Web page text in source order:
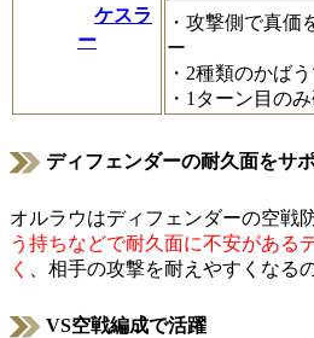
ケスラ
ー
・攻撃側で真価
ー
・2種類のかば
・1ターン目の
ディフェンダーの耐久面をサ
オルラウはディフェンダーの空戦
う持ちなどで耐久面に不安がある
く
、相手の攻撃を耐えやすくなる
VS空戦編成で活躍